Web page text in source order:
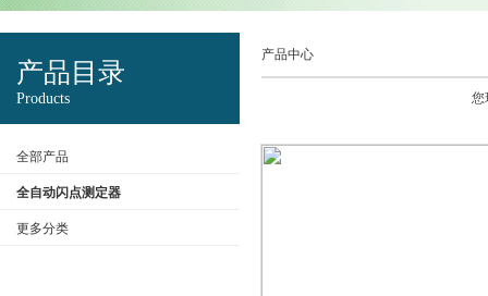
产品目录
Products
全部产品
全自动闪点测定器
更多分类
产品中心
您